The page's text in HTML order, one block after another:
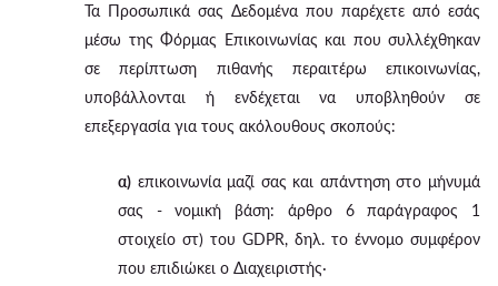
Τα Προσωπικά σας Δεδομένα που παρέχετε από εσάς
μέσω της Φόρμας Επικοινωνίας και που συλλέχθηκαν
σε περίπτωση πιθανής περαιτέρω επικοινωνίας,
υποβάλλονται ή ενδέχεται να υποβληθούν σε
επεξεργασία για τους ακόλουθους σκοπούς:
α) επικοινωνία μαζί σας και απάντηση στο μήνυμά
σας - νομική βάση: άρθρο 6 παράγραφος 1
στοιχείο στ) του GDPR, δηλ. το έννομο συμφέρον
που επιδιώκει ο Διαχειριστής·